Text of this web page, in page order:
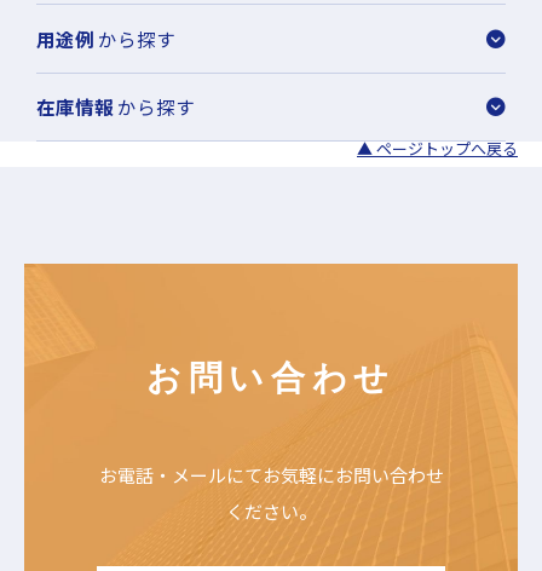
用途例 から探す
在庫情報 から探す
▲ ページトップへ戻る
お問い合わせ
お電話・メールにてお気軽にお問い合わせ
ください。